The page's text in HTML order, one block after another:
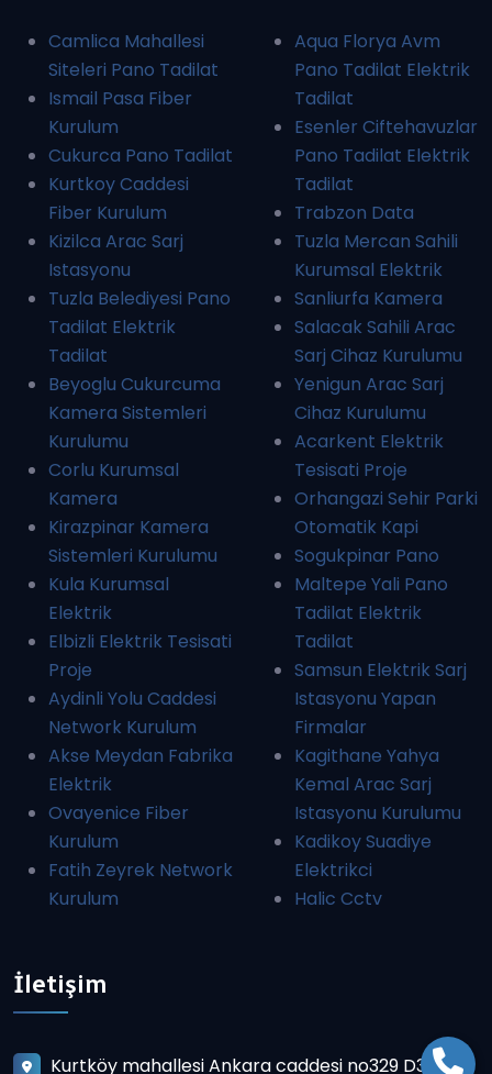
Camlica Mahallesi
Siteleri Pano Tadilat
Ismail Pasa Fiber
Kurulum
Cukurca Pano Tadilat
Kurtkoy Caddesi
Fiber Kurulum
Kizilca Arac Sarj
Istasyonu
Tuzla Belediyesi Pano
Tadilat Elektrik
Tadilat
Beyoglu Cukurcuma
Kamera Sistemleri
Kurulumu
Corlu Kurumsal
Kamera
Kirazpinar Kamera
Sistemleri Kurulumu
Kula Kurumsal
Elektrik
Elbizli Elektrik Tesisati
Proje
Aydinli Yolu Caddesi
Network Kurulum
Akse Meydan Fabrika
Elektrik
Ovayenice Fiber
Kurulum
Fatih Zeyrek Network
Kurulum
Aqua Florya Avm
Pano Tadilat Elektrik
Tadilat
Esenler Ciftehavuzlar
Pano Tadilat Elektrik
Tadilat
Trabzon Data
Tuzla Mercan Sahili
Kurumsal Elektrik
Sanliurfa Kamera
Salacak Sahili Arac
Sarj Cihaz Kurulumu
Yenigun Arac Sarj
Cihaz Kurulumu
Acarkent Elektrik
Tesisati Proje
Orhangazi Sehir Parki
Otomatik Kapi
Sogukpinar Pano
Maltepe Yali Pano
Tadilat Elektrik
Tadilat
Samsun Elektrik Sarj
Istasyonu Yapan
Firmalar
Kagithane Yahya
Kemal Arac Sarj
Istasyonu Kurulumu
Kadikoy Suadiye
Elektrikci
Halic Cctv
İletişim
Kurtköy mahallesi Ankara caddesi no329 D3